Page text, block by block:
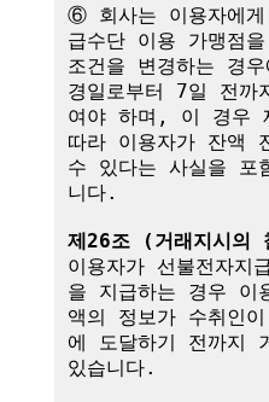
⑥ 회사는 이용자에게
급수단 이용 가맹점
조건을 변경하는 경
경일로부터 7일 전까
여야 하며, 이 경우
따라 이용자가 잔액
수 있다는 사실을 포
니다.
제26조 (거래지시의
이용자가 선불전자지
을 지급하는 경우 이
액의 정보가 수취인
에 도달하기 전까지
있습니다.